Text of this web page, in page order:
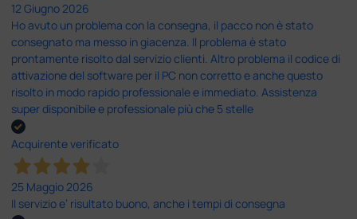
12 Giugno 2026
Ho avuto un problema con la consegna, il pacco non è stato
consegnato ma messo in giacenza. Il problema è stato
prontamente risolto dal servizio clienti. Altro problema il codice di
attivazione del software per il PC non corretto e anche questo
risolto in modo rapido professionale e immediato. Assistenza
super disponibile e professionale più che 5 stelle
Acquirente verificato
25 Maggio 2026
Il servizio e’ risultato buono, anche i tempi di consegna